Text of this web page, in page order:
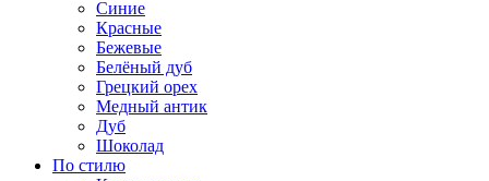
Синие
Красные
Бежевые
Белёный дуб
Грецкий орех
Медный антик
Дуб
Шоколад
По стилю